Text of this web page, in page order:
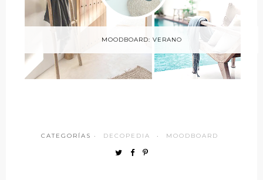
MOODBOARD: VERANO
CATEGORÍAS · DECOPEDIA · MOODBOARD